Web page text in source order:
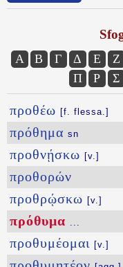
Α Β Γ Δ Ε Ζ
Π
Ρ Σ
προθέω [f. flessa.]
πρόθημα sn
προθνῄσκω [v.]
προθορών
προθρῴσκω [v.]
πρόθυμα ...
προθυμέομαι [v.]